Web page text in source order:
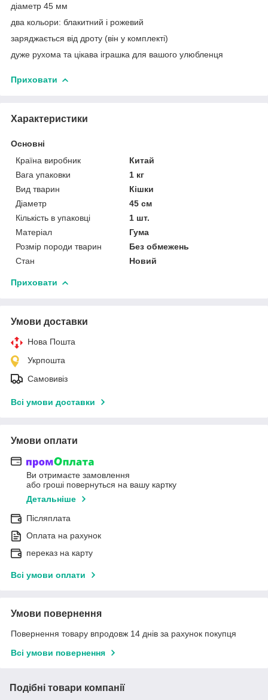
діаметр 45 мм
два кольори: блакитний і рожевий
заряджається від дроту (він у комплекті)
дуже рухома та цікава іграшка для вашого улюбленця
Приховати
Характеристики
Основні
Країна виробник
Китай
Вага упаковки
1 кг
Вид тварин
Кішки
Діаметр
45 см
Кількість в упаковці
1 шт.
Матеріал
Гума
Розмір породи тварин
Без обмежень
Стан
Новий
Приховати
Умови доставки
Нова Пошта
Укрпошта
Самовивіз
Всі умови доставки
Умови оплати
Ви отримаєте замовлення
або гроші повернуться на вашу картку
Детальніше
Післяплата
Оплата на рахунок
переказ на карту
Всі умови оплати
Умови повернення
Повернення товару впродовж 14 днів за рахунок покупця
Всі умови повернення
Подібні товари компанії